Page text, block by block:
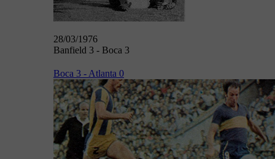
28/03/1976
Banfield 3 - Boca 3
Boca 3 - Atlanta 0